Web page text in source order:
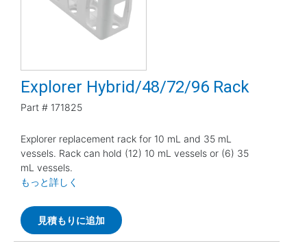
Explorer Hybrid/48/72/96 Rack
Part # 171825
Explorer replacement rack for 10 mL and 35 mL
vessels. Rack can hold (12) 10 mL vessels or (6) 35
mL vessels.
もっと詳しく
見積もりに追加